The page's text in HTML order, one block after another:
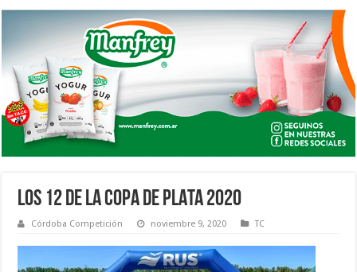
LOS 12 DE LA COPA DE PLATA 2020
Córdoba Competición noviembre 9, 2020 TC